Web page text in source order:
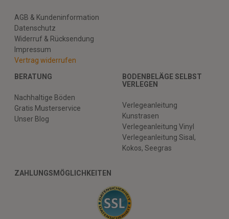
AGB & Kundeninformation
Datenschutz
Widerruf & Rücksendung
Impressum
Vertrag widerrufen
BERATUNG
Nachhaltige Böden
Gratis Musterservice
Unser Blog
BODENBELÄGE SELBST
VERLEGEN
Verlegeanleitung
Kunstrasen
Verlegeanleitung Vinyl
Verlegeanleitung Sisal,
Kokos, Seegras
ZAHLUNGSMÖGLICHKEITEN